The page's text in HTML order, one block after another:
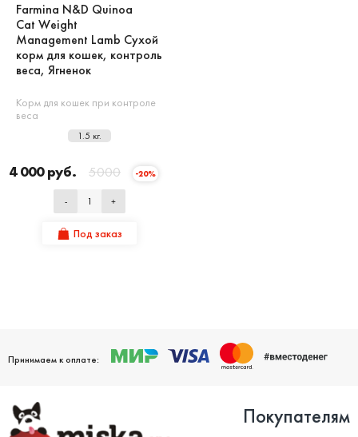
Farmina N&D Quinoa
Cat Weight
Management Lamb Сухой
корм для кошек, контроль
веса, Ягненок
Корм для кошек при контроле
веса
1.5 кг.
4 000 руб. 5000 -20%
- +
Под заказ
Принимаем к оплате:
Покупателям